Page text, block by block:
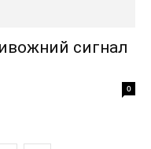
сигнал
0